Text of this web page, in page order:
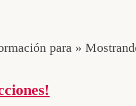
para »